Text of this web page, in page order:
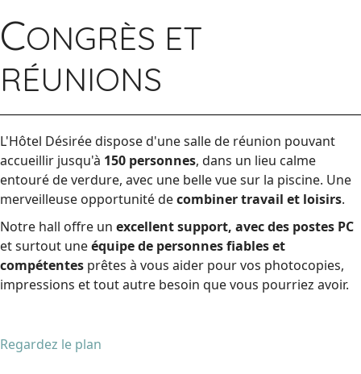
CONGRÈS ET
RÉUNIONS
L'Hôtel Désirée dispose d'une salle de réunion pouvant
accueillir jusqu'à 150 personnes, dans un lieu calme
entouré de verdure, avec une belle vue sur la piscine. Une
merveilleuse opportunité decombiner travail et loisirs.
Notre hall offre un excellent support, avec des postes PC
et surtout uneéquipe de personnes fiables et
compétentes prêtes à vous aider pour vos photocopies,
impressions et tout autre besoin que vous pourriez avoir.
Regardez le plan